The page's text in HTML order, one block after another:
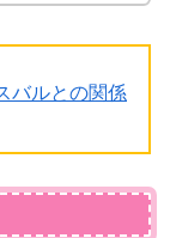
バルとの関係